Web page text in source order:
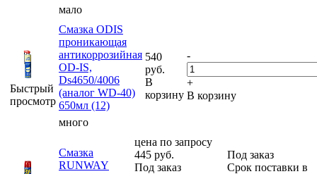
мало
Быстрый
просмотр
Смазка ODIS
проникающая
антикоррозийная
OD-IS,
Ds4650/4006
(аналог WD-40)
650мл (12)
много
540
руб.
В
корзину
-
+
В корзину
Смазка
RUNWAY
цена по запросу
445 руб.
Под заказ
Под заказ
Срок поставки в